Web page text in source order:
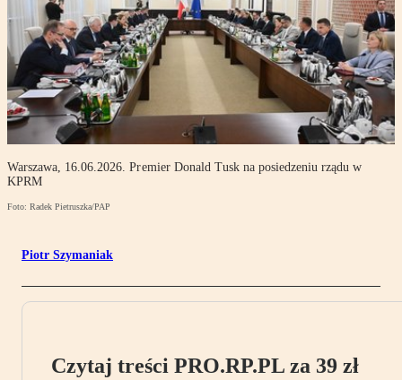
Warszawa, 16.06.2026. Premier Donald Tusk na posiedzeniu rządu w
KPRM
Foto: Radek Pietruszka/PAP
Piotr Szymaniak
Czytaj treści PRO.RP.PL za 39 zł